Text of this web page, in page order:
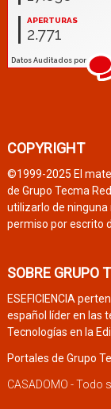
COPYRIGHT
©1999-2025 El
de Grupo Tecma
utilizarlo de
permiso por escrito
SOBRE GRUPO
ESEFICIENCIA
español líder en las
Tecnologías en la
Portales de Grupo
CASADOMO - Todo